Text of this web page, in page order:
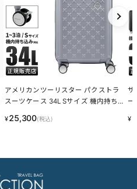
アメリカンツーリスター パクストラ
スーツケース 34L Sサイズ 機内持ち込
パー AmericanTourister PAXTRA LINE
¥25,300(税込)
サ
ー
ト
¥